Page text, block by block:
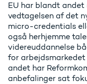
EU har blandt
vedtagelsen af det
micro-credentials
også herhjemme
videreuddannelse
for arbejdsmarkedet
andet har
anbefalinger sat